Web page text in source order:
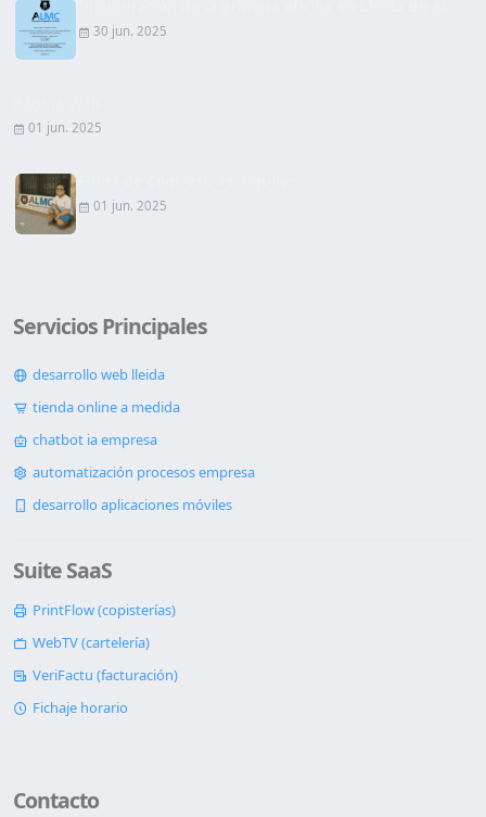
30 jun. 2025
01 jun. 2025
01 jun. 2025
Servicios Principales
desarrollo web lleida
tienda online a medida
chatbot ia empresa
automatización procesos empresa
desarrollo aplicaciones móviles
Suite SaaS
PrintFlow (copisterías)
WebTV (cartelería)
VeriFactu (facturación)
Fichaje horario
Contacto